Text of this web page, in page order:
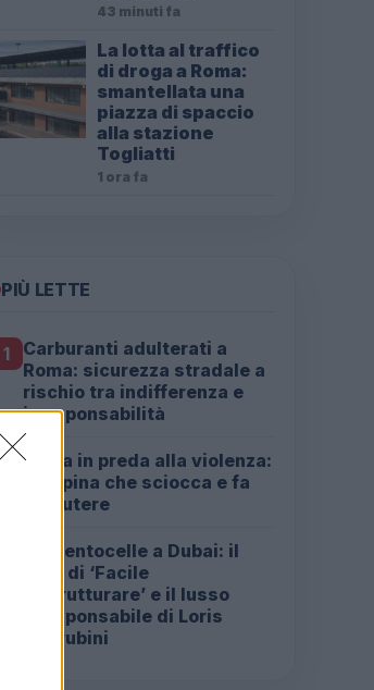
43 minuti fa
La lotta al traffico
di droga a Roma:
smantellata una
piazza di spaccio
alla stazione
Togliatti
1 ora fa
PIÙ LETTE
1
Carburanti adulterati a
Roma: sicurezza stradale a
rischio tra indifferenza e
irresponsabilità
2
Roma in preda alla violenza:
la rapina che sciocca e fa
discutere
Da Centocelle a Dubai: il
crac di ‘Facile
Ristrutturare’ e il lusso
irresponsabile di Loris
Cherubini